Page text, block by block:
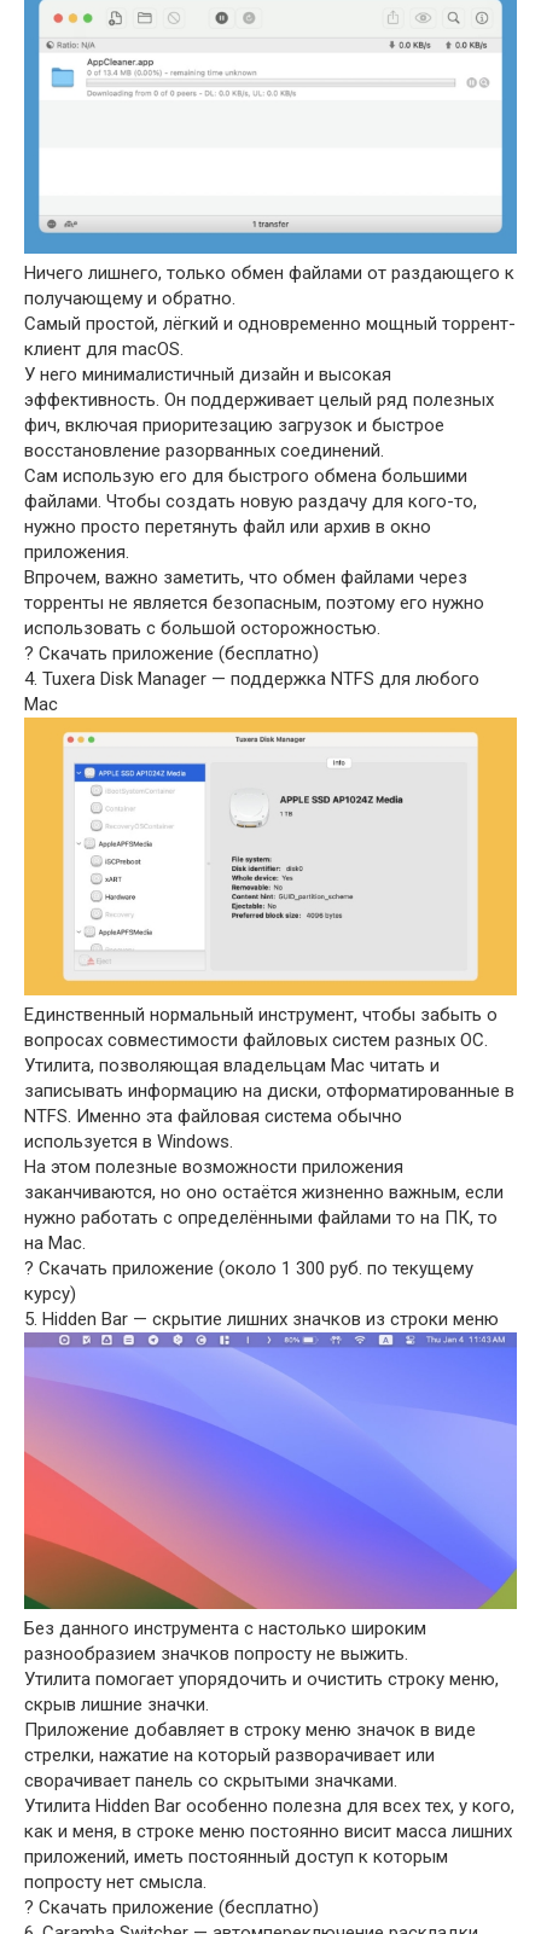
Ничего лишнего, только обмен файлами от раздающего к
получающему и обратно.
Самый простой, лёгкий и одновременно мощный торрент-
клиент для macOS.
У него минималистичный дизайн и высокая
эффективность. Он поддерживает целый ряд полезных
фич, включая приоритезацию загрузок и быстрое
восстановление разорванных соединений.
Сам использую его для быстрого обмена большими
файлами. Чтобы создать новую раздачу для кого-то,
нужно просто перетянуть файл или архив в окно
приложения.
Впрочем, важно заметить, что обмен файлами через
торренты не является безопасным, поэтому его нужно
использовать с большой осторожностью.
? Скачать приложение (бесплатно)
4. Tuxera Disk Manager — поддержка NTFS для любого
Mac
Единственный нормальный инструмент, чтобы забыть о
вопросах совместимости файловых систем разных ОС.
Утилита, позволяющая владельцам Mac читать и
записывать информацию на диски, отформатированные в
NTFS. Именно эта файловая система обычно
используется в Windows.
На этом полезные возможности приложения
заканчиваются, но оно остаётся жизненно важным, если
нужно работать с определёнными файлами то на ПК, то
на Mac.
? Скачать приложение (около 1 300 руб. по текущему
курсу)
5. Hidden Bar — скрытие лишних значков из строки меню
Без данного инструмента с настолько широким
разнообразием значков попросту не выжить.
Утилита помогает упорядочить и очистить строку меню,
скрыв лишние значки.
Приложение добавляет в строку меню значок в виде
стрелки, нажатие на который разворачивает или
сворачивает панель со скрытыми значками.
Утилита Hidden Bar особенно полезна для всех тех, у кого,
как и меня, в строке меню постоянно висит масса лишних
приложений, иметь постоянный доступ к которым
попросту нет смысла.
? Скачать приложение (бесплатно)